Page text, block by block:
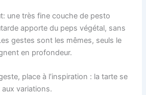
une très fine couche de pesto
apporte du peps végétal, sans
gestes sont les mêmes, seuls le
en profondeur.
place à l’inspiration : la tarte se
variations.